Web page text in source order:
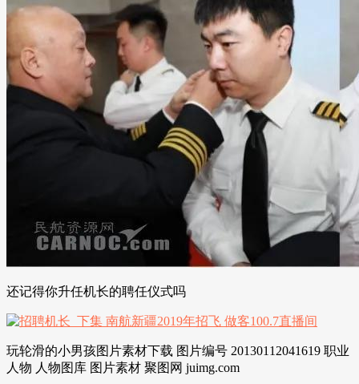
还记得你升任机长的聘任仪式吗
玩轮滑的小男孩图片素材下载 图片编号 20130112041619 职业
人物 人物图库 图片素材 聚图网 juimg.com